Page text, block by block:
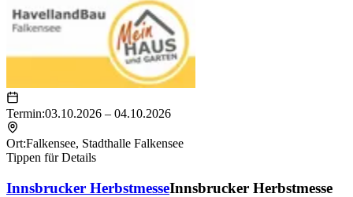
Termin:03.10.2026 – 04.10.2026
Ort:Falkensee, Stadthalle Falkensee
Tippen für Details
Innsbrucker HerbstmesseInnsbrucker Herbstmesse